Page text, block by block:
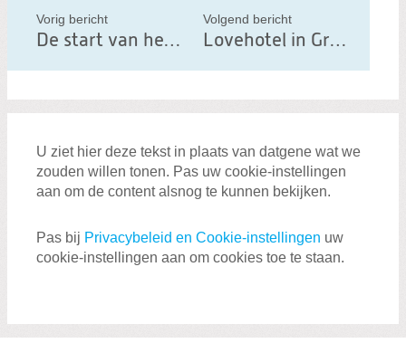
i
c
h
t
Vorig bericht
De start van het nieuwe schooljaar
Volgend bericht
Lovehotel in Groningen
U ziet hier deze tekst in plaats van datgene wat we
zouden willen tonen. Pas uw cookie-instellingen
aan om de content alsnog te kunnen bekijken.
Pas bij Privacybeleid en Cookie-instellingen uw
cookie-instellingen aan om cookies toe te staan.